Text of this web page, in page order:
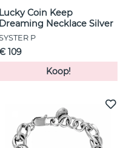
Lucky Coin Keep
Dreaming Necklace Silver
P
109
Koop!